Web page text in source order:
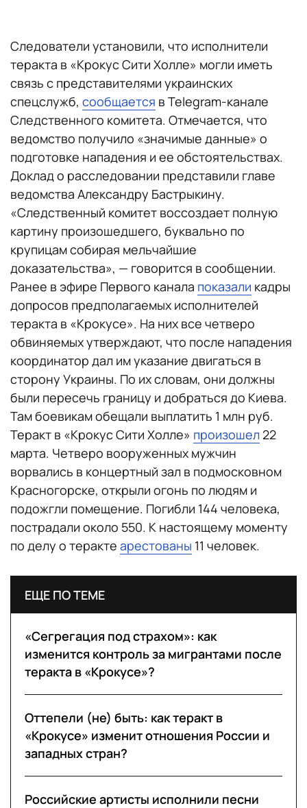
Следователи установили, что исполнители
теракта в «Крокус Сити Холле» могли иметь
связь с представителями украинских
спецслужб, сообщается в Telegram-канале
Следственного комитета. Отмечается, что
ведомство получило «значимые данные» о
подготовке нападения и ее обстоятельствах.
Доклад о расследовании представили главе
ведомства Александру Бастрыкину.
«Следственный комитет воссоздает полную
картину произошедшего, буквально по
крупицам собирая мельчайшие
доказательства», — говорится в сообщении.
Ранее в эфире Первого канала показали кадры
допросов предполагаемых исполнителей
теракта в «Крокусе». На них все четверо
обвиняемых утверждают, что после нападения
координатор дал им указание двигаться в
сторону Украины. По их словам, они должны
были пересечь границу и добраться до Киева.
Там боевикам обещали выплатить 1 млн руб.
Теракт в «Крокус Сити Холле» произошел 22
марта. Четверо вооруженных мужчин
ворвались в концертный зал в подмосковном
Красногорске, открыли огонь по людям и
подожгли помещение. Погибли 144 человека,
пострадали около 550. К настоящему моменту
по делу о теракте арестованы 11 человек.
ЕЩЕ ПО ТЕМЕ
«Сегрегация под страхом»: как
изменится контроль за мигрантами после
теракта в «Крокусе»?
Оттепели (не) быть: как теракт в
«Крокусе» изменит отношения России и
западных стран?
Российские артисты исполнили песни